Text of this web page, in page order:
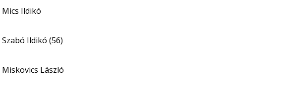
Mics Ildikó
Szabó Ildikó (56)
Miskovics László